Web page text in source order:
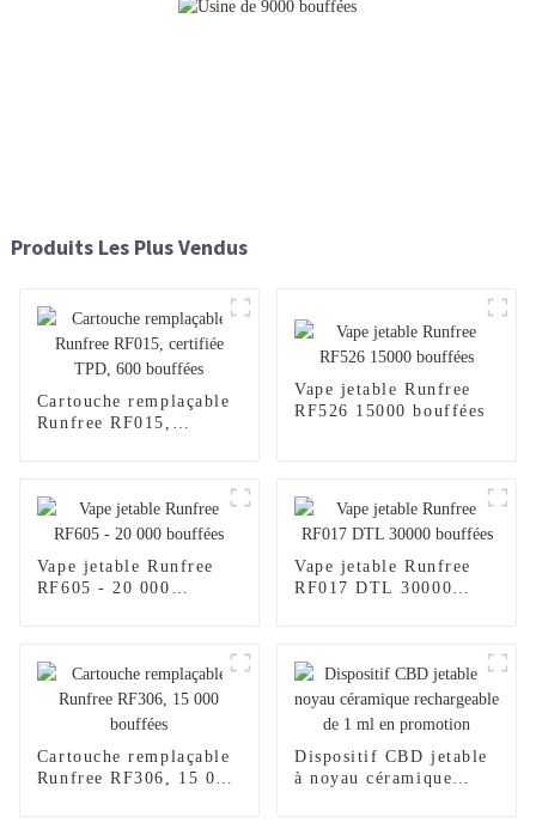
Produits Les Plus Vendus
Cartouche remplaçable
Runfree RF015,
Vape jetable Runfree
RF526 15000 bouffées
Vape jetable Runfree
RF605 - 20 000
Vape jetable Runfree
RF017 DTL 30000
Cartouche remplaçable
Runfree RF306, 15 000
Dispositif CBD jetable
à noyau céramique